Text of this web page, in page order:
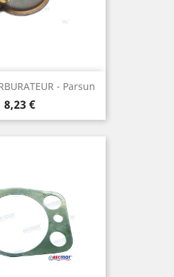
- Parsun
Prix
8,23 €